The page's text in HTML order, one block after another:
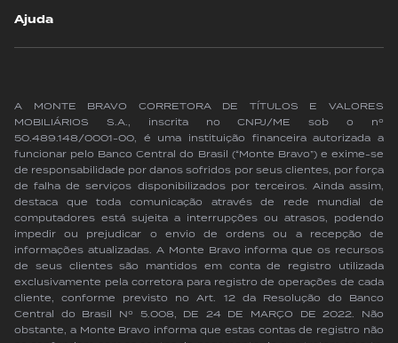
Ajuda
A MONTE BRAVO CORRETORA DE TÍTULOS E VALORES
MOBILIÁRIOS S.A., inscrita no CNPJ/ME sob o nº
50.489.148/0001-00, é uma instituição financeira autorizada a
funcionar pelo Banco Central do Brasil (“Monte Bravo”) e exime-se
de responsabilidade por danos sofridos por seus clientes, por força
de falha de serviços disponibilizados por terceiros. Ainda assim,
destaca que toda comunicação através de rede mundial de
computadores está sujeita a interrupções ou atrasos, podendo
impedir ou prejudicar o envio de ordens ou a recepção de
informações atualizadas. A Monte Bravo informa que os recursos
de seus clientes são mantidos em conta de registro utilizada
exclusivamente pela corretora para registro de operações de cada
cliente, conforme previsto no Art. 12 da Resolução do Banco
Central do Brasil Nº 5.008, DE 24 DE MARÇO DE 2022. Não
obstante, a Monte Bravo informa que estas contas de registro não